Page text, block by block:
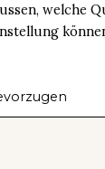
welche